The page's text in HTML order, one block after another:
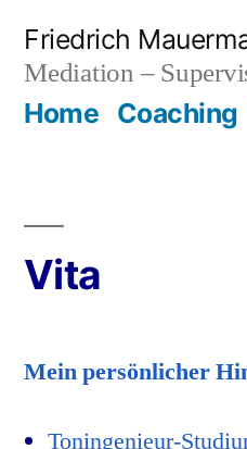
Inhalt
springen
Friedrich
Mediation –
Home Coaching
Vita
Mein persönlicher
Toningenieur-